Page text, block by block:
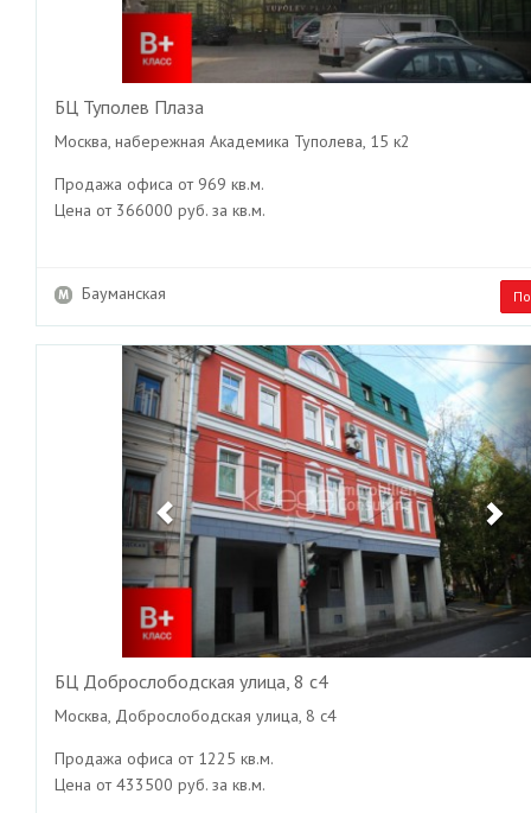
БЦ Туполев Плаза
Москва, набережная Академика Туполева, 15 к2
Продажа офиса от 969 кв.м.
Цена от 366000 руб. за кв.м.
Бауманская
Previous
БЦ Доброслободская улица, 8 с4
Москва, Доброслободская улица, 8 с4
Продажа офиса от 1225 кв.м.
Цена от 433500 руб. за кв.м.